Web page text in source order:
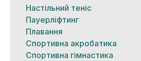
Настільний теніс
Пауерліфтинг
Плавання
Спортивна акробатика
Спортивна гімнастика